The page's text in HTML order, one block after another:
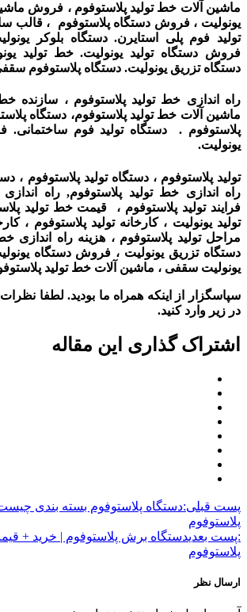
ماشین آلات خط تولید پلاستوفوم ، فروش
یونولیت ، فروش دستگاه پلاستوفوم ، قالب
تولید فوم پلی استایرن. دستگاه بلوکر
فروش دستگاه تولید یونولیت. خط تولید
دستگاه تزریق یونولیت. دستگاه پلاستوفوم
راه اندازی خط تولید پلاستوفوم ، سازنده
ماشین آلات خط تولید پلاستوفوم، دستگاه
پلاستوفوم . دستگاه تولید فوم ساختمانی.
یونولیت.
تولید پلاستوفوم ، دستگاه تولید پلاستوفوم ،
راه اندازی خط تولید پلاستوفوم, راه
فرایند تولید پلاستوفوم ، قیمت خط تولید
تولید یونولیت ، کارخانه تولید پلاستوفوم ،
مراحل تولید پلاستوفوم ، هزینه راه اندازی
دستگاه تزریق یونولیت ، فروش دستگاه
یونولیت سقفی ، ماشین آلات خط تولید
سپاسگزار از اینکه همراه ما بودید. لطفا
در زیر وارد کنید.
اشتراک گذاری این مقاله
پست قبلی:دستگاه پلاستوفوم بسته بندی
پلاستوفوم
:پست بعدیدستگاه برش پلاستوفوم | خرید +
پلاستوفوم
ارسال نظر